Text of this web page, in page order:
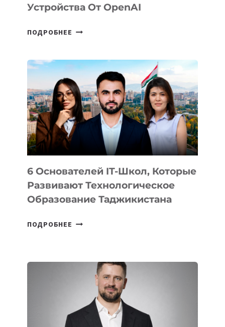
Устройства От OpenAI
ПОДРОБНЕЕ СТАЛИ
ВНЕШНЕГО
ВИДА
НОВОГО
УСТРОЙСТВА
ОТ
OPENAI
6 Основателей IT-Школ, Которые
Развивают Технологическое
Образование Таджикистана
ПОДРОБНЕЕ
КОТОРЫЕ
РАЗВИВАЮТ
ТЕХНОЛОГИЧЕСКОЕ
ОБРАЗОВАНИЕ
ТАДЖИКИСТАНА